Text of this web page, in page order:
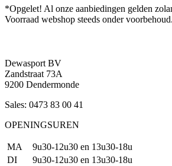
*Opgelet! Al onze aanbiedingen gelden
Voorraad webshop steeds onder voorbehoud.
Dewasport BV
Zandstraat 73A
9200 Dendermonde
Sales: 0473 83 00 41
OPENINGSUREN
MA
9u30-12u30 en 13u30-18u
DI
9u30-12u30 en 13u30-18u